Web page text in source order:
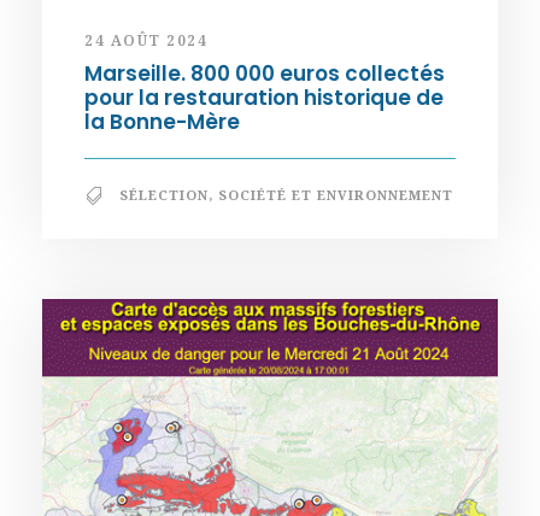
24 AOÛT 2024
Marseille. 800 000 euros collectés
pour la restauration historique de
la Bonne-Mère
SÉLECTION, SOCIÉTÉ ET ENVIRONNEMENT